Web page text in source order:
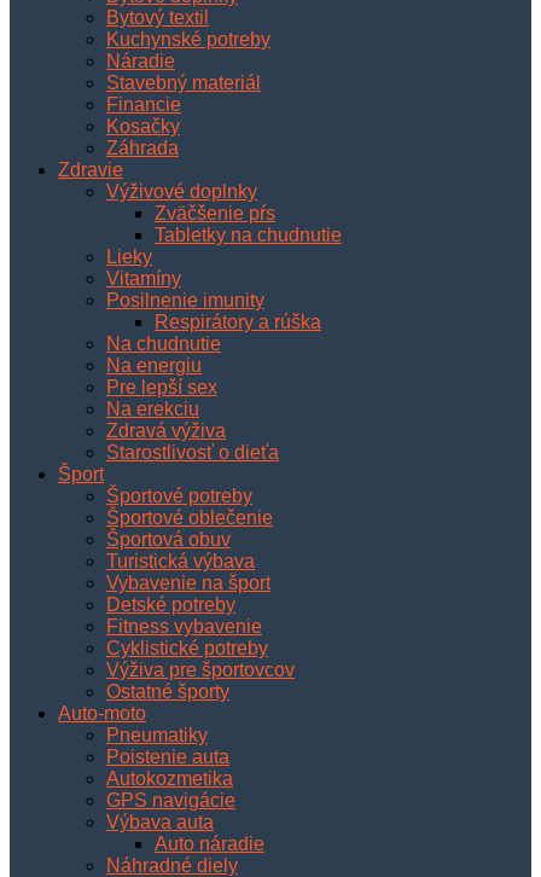
Bytový textil
Kuchynské potreby
Náradie
Stavebný materiál
Financie
Kosačky
Záhrada
Zdravie
Výživové doplnky
Zväčšenie pŕs
Tabletky na chudnutie
Lieky
Vitamíny
Posilnenie imunity
Respirátory a rúška
Na chudnutie
Na energiu
Pre lepší sex
Na erekciu
Zdravá výživa
Starostlivosť o dieťa
Šport
Športové potreby
Športové oblečenie
Športová obuv
Turistická výbava
Vybavenie na šport
Detské potreby
Fitness vybavenie
Cyklistické potreby
Výživa pre športovcov
Ostatné športy
Auto-moto
Pneumatiky
Poistenie auta
Autokozmetika
GPS navigácie
Výbava auta
Auto náradie
Náhradné diely